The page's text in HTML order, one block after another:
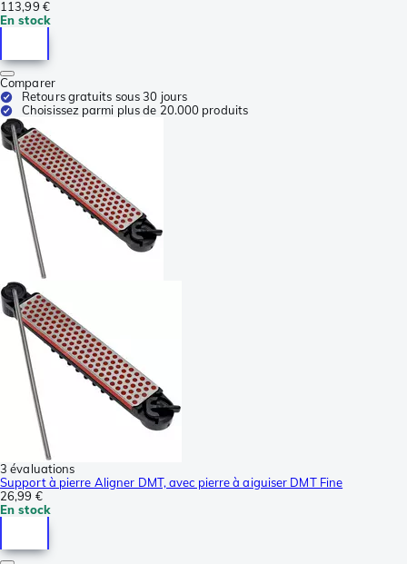
113,99 €
En stock
Comparer
Retours gratuits sous 30 jours
Choisissez parmi plus de 20.000 produits
3 évaluations
Support à pierre Aligner DMT, avec pierre à aiguiser DMT Fine
26,99 €
En stock